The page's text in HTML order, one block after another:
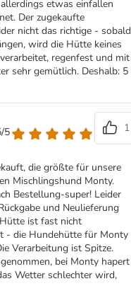
etwas einfallen
Der zugekaufte
nicht das richtige - sobald
wird die Hütte keines
regenfest und mit
sehr gemütlich. Deshalb: 5
5
1
die größte für unsere
Mischlingshund Monty.
Bestellung-super! Leider
und Neulieferung
ist fast nicht
- die Hundehütte für Monty
Verarbeitung ist Spitze.
bei Monty hapert
Wetter schlechter wird,